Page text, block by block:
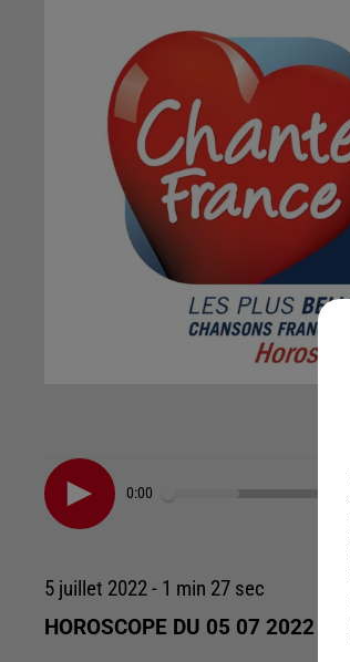
0:00
5 juillet 2022 - 1 min 27 sec
HOROSCOPE DU 05 07 2022